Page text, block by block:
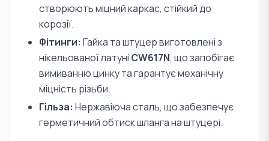
створюють міцний каркас, стійкий до
корозії.
Фітинги: Гайка та штуцер виготовлені з
нікельованої латуні CW617N, що запобігає
вимиванню цинку та гарантує механічну
міцність різьби.
Гільза: Нержавіюча сталь, що забезпечує
герметичний обтиск шланга на штуцері.